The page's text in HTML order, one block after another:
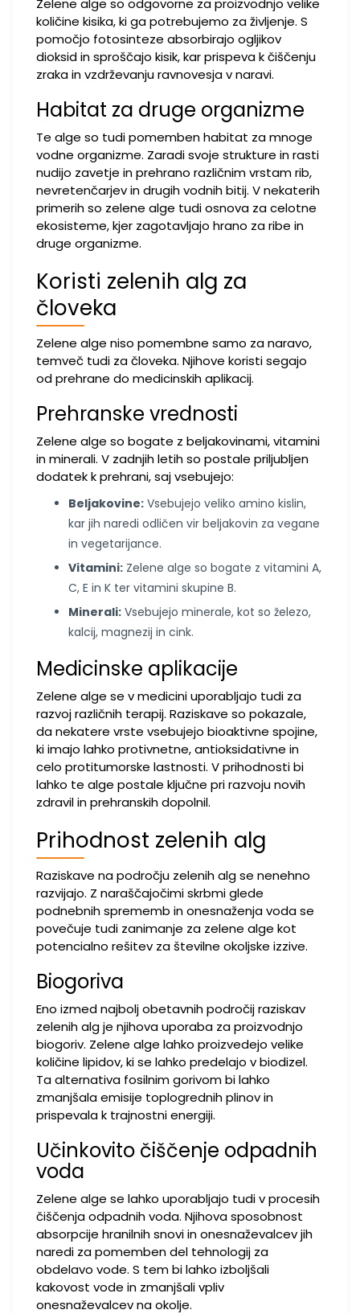
Zelene alge so odgovorne za proizvodnjo velike
količine kisika, ki ga potrebujemo za življenje. S
pomočjo fotosinteze absorbirajo ogljikov
dioksid in sproščajo kisik, kar prispeva k čiščenju
zraka in vzdrževanju ravnovesja v naravi.
Habitat za druge organizme
Te alge so tudi pomemben habitat za mnoge
vodne organizme. Zaradi svoje strukture in rasti
nudijo zavetje in prehrano različnim vrstam rib,
nevretenčarjev in drugih vodnih bitij. V nekaterih
primerih so zelene alge tudi osnova za celotne
ekosisteme, kjer zagotavljajo hrano za ribe in
druge organizme.
Koristi zelenih alg za
človeka
Zelene alge niso pomembne samo za naravo,
temveč tudi za človeka. Njihove koristi segajo
od prehrane do medicinskih aplikacij.
Prehranske vrednosti
Zelene alge so bogate z beljakovinami, vitamini
in minerali. V zadnjih letih so postale priljubljen
dodatek k prehrani, saj vsebujejo:
Beljakovine: Vsebujejo veliko amino kislin,
kar jih naredi odličen vir beljakovin za vegane
in vegetarijance.
Vitamini: Zelene alge so bogate z vitamini A,
C, E in K ter vitamini skupine B.
Minerali: Vsebujejo minerale, kot so železo,
kalcij, magnezij in cink.
Medicinske aplikacije
Zelene alge se v medicini uporabljajo tudi za
razvoj različnih terapij. Raziskave so pokazale,
da nekatere vrste vsebujejo bioaktivne spojine,
ki imajo lahko protivnetne, antioksidativne in
celo protitumorske lastnosti. V prihodnosti bi
lahko te alge postale ključne pri razvoju novih
zdravil in prehranskih dopolnil.
Prihodnost zelenih alg
Raziskave na področju zelenih alg se nenehno
razvijajo. Z naraščajočimi skrbmi glede
podnebnih sprememb in onesnaženja voda se
povečuje tudi zanimanje za zelene alge kot
potencialno rešitev za številne okoljske izzive.
Biogoriva
Eno izmed najbolj obetavnih področij raziskav
zelenih alg je njihova uporaba za proizvodnjo
biogoriv. Zelene alge lahko proizvedejo velike
količine lipidov, ki se lahko predelajo v biodizel.
Ta alternativa fosilnim gorivom bi lahko
zmanjšala emisije toplogrednih plinov in
prispevala k trajnostni energiji.
Učinkovito čiščenje odpadnih
voda
Zelene alge se lahko uporabljajo tudi v procesih
čiščenja odpadnih voda. Njihova sposobnost
absorpcije hranilnih snovi in onesnaževalcev jih
naredi za pomemben del tehnologij za
obdelavo vode. S tem bi lahko izboljšali
kakovost vode in zmanjšali vpliv
onesnaževalcev na okolje.